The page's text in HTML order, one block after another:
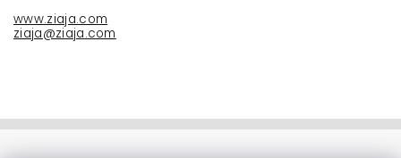
www.ziaja.com
ziaja@ziaja.com